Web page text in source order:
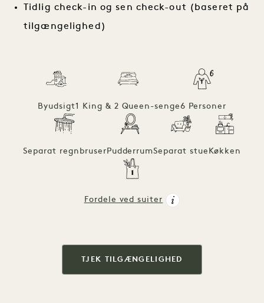
Tidlig check-in og sen check-out (baseret på
tilgængelighed)
Byudsigt1 King & 2 Queen-senge6 Personer
Separat regnbruser PudderrumSeparat stue Køkken
Fordele ved suiter
TJEK TILGÆNGELIGHED